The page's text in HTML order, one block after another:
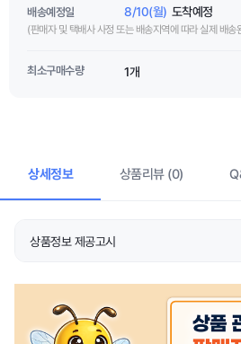
배송예정일 8/10(월) 도착예정
(판매자 및 택배사 사정 또는 배송지역에 따라 실제 배송
최소구매수량 1개
상세정보 상품리뷰 (0)
상품정보 제공고시
품명 및 모델명 상품 상세설명 참조
허가 관련 상품 상세설명 참조